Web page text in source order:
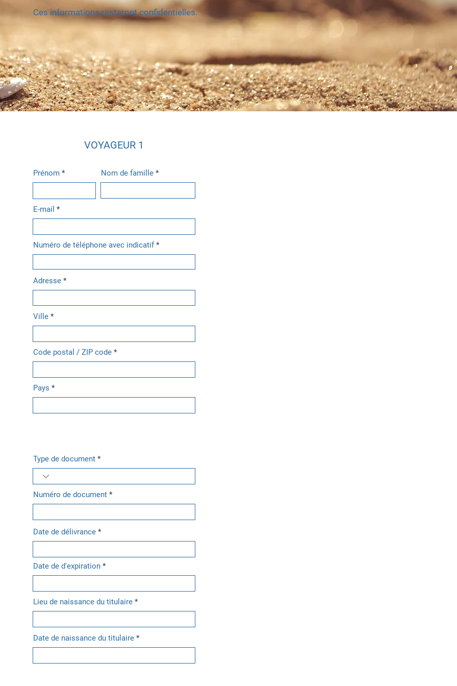
Ces informations resteront confidentielles.
VOYAGEUR 1
Prénom Nom de famille
E-mail
Numéro de téléphone avec indicatif
Adresse
Ville
Code postal / ZIP code
Pays
Type de document
Numéro de document
Date de délivrance
Date de d'expiration
Lieu de naissance du titulaire
Date de naissance du titulaire